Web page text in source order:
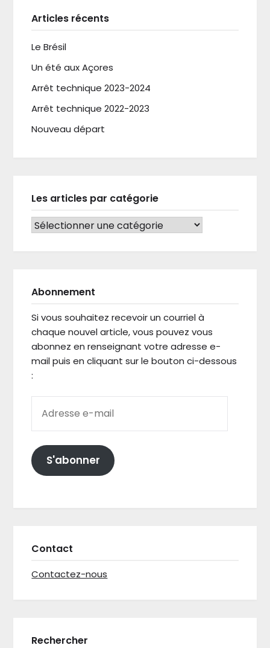
Articles récents
Le Brésil
Un été aux Açores
Arrêt technique 2023-2024
Arrêt technique 2022-2023
Nouveau départ
Les articles par catégorie
LES ARTICLES PAR CATÉGORIE
Abonnement
Si vous souhaitez recevoir un courriel à
chaque nouvel article, vous pouvez vous
abonnez en renseignant votre adresse e-
mail puis en cliquant sur le bouton ci-dessous
:
S'abonner
Contact
Contactez-nous
Rechercher